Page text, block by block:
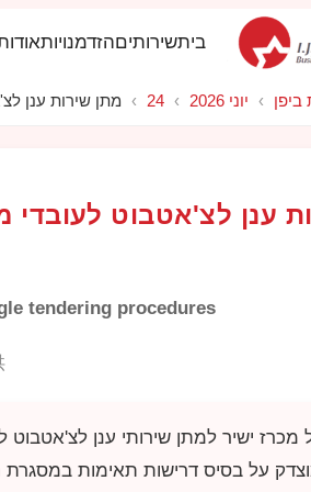
ביתשירותיםהזדמנויות
ביפן › יוני 2026 ›
24
› מתן שירות ענן
ענן לצ'אטבוט לעובדי
tendering procedures
ישיר למתן שירותי ענן לצ'אטבוט לעובדי מרכז
על בסיס דרישות תאימות